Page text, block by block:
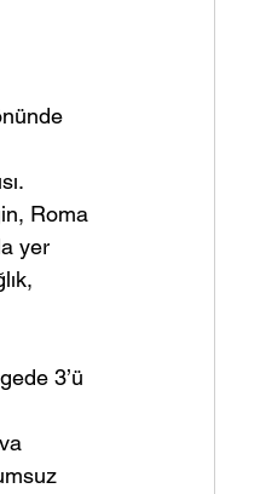
Roma
yer
3’ü